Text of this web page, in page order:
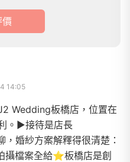
價
14:05
Wedding板橋店，位置在
。▶接待是店長
婚紗方案解釋得很清楚：
檔案全給⭐️板橋店是創